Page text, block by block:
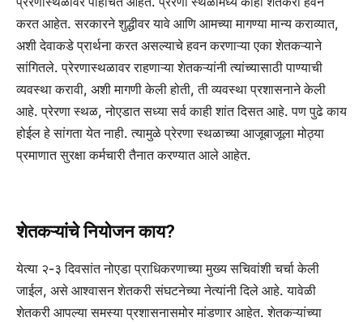
करत आहेत. सरकारने शुद्धीवर यावे आणि आमच्या मागण्या मान्य कराव्यात,
अशी देवाकडे प्रार्थना करत असल्याचे हवन करणाऱ्या एका शेतकऱ्याने
सांगितले. प्रेरणास्थळावर राहणाऱ्या शेतकऱ्यांनी त्यांच्यासाठी पाण्याची
व्यवस्था करावी, अशी मागणी केली होती, ती व्यवस्था प्रशासनाने केली
आहे. प्रेरणा स्थळ, नोएडात सध्या सर्व काही शांत दिसत आहे. पण पुढे काय
होईल हे सांगता येत नाही. त्यामुळे प्रेरणा स्थळाच्या आजूबाजूला मोठ्या
प्रमाणात सुरक्षा कर्मचारी तैनात करण्यात आले आहेत.
शेतकऱ्यांचे नियोजन काय?
येत्या २-३ दिवसांत नोएडा प्राधिकरणाच्या मुख्य सचिवांशी चर्चा केली
जाईल, असे आश्वासन शेतकरी संघटनेच्या नेत्यांनी दिले आहे. यावेळी
शेतकरी आपल्या समस्या प्रशासनासमोर मांडणार आहेत. शेतकऱ्यांच्या